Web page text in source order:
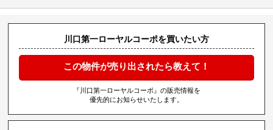
川口第一ローヤルコーポを買いたい方
この物件が売り出されたら教えて！
『川口第一ローヤルコーポ』の販売情報を
優先的にお知らせいたします。